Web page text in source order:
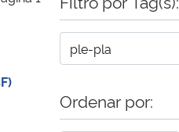
Ordenar por: